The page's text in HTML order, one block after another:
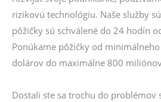
rizikovú technológiu. Naše služby
pôžičky sú schválené do 24 hodín
Ponúkame pôžičky od
dolárov do maximálne 800
Dostali ste sa trochu do problémov